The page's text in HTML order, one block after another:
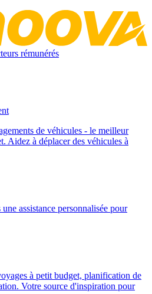
rémunérés
de véhicules - le meilleur
Aidez à déplacer des véhicules à
assistance personnalisée pour
à petit budget, planification de
Votre source d'inspiration pour